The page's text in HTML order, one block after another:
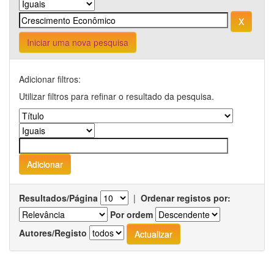
Iniciar uma nova pesquisa
Adicionar filtros:
Utilizar filtros para refinar o resultado da pesquisa.
Resultados/Página | Ordenar registos por:
Por ordem
Autores/Registo